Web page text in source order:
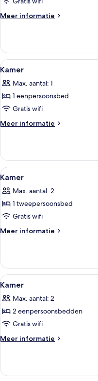
Kamer
laden
Meer informatie
Meer
Alle
foto's
voor
Kamer
laden
1
Kamer
Max. aantal: 1
1 eenpersoonsbed
Gratis wifi
Meer informatie
Meer
Alle
foto's
voor
Kamer
laden
1
Kamer
Max. aantal: 2
1 tweepersoonsbed
Gratis wifi
Meer informatie
Meer
Alle
foto's
voor
Kamer
laden
1
Kamer
Max. aantal: 2
2 eenpersoonsbedden
Gratis wifi
Meer informatie
Meer